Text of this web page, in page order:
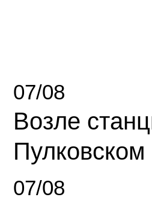
07/08
Возле
Пулковском
07/08